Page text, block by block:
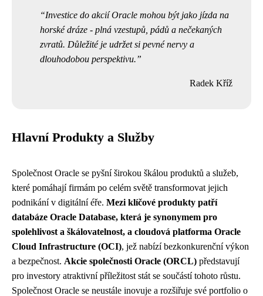
Investice do akcií Oracle mohou být jako jízda na
horské dráze - plná vzestupů, pádů a nečekaných
zvratů. Důležité je udržet si pevné nervy a
dlouhodobou perspektivu.
Radek Kříž
Hlavní Produkty a Služby
Společnost Oracle se pyšní širokou škálou produktů a služeb,
které pomáhají firmám po celém světě transformovat jejich
podnikání v digitální éře. Mezi klíčové produkty patří
databáze Oracle Database, která je synonymem pro
spolehlivost a škálovatelnost, a cloudová platforma Oracle
Cloud Infrastructure (OCI), jež nabízí bezkonkurenční výkon
a bezpečnost. Akcie společnosti Oracle (ORCL) představují
pro investory atraktivní příležitost stát se součástí tohoto růstu.
Společnost Oracle se neustále inovuje a rozšiřuje své portfolio o